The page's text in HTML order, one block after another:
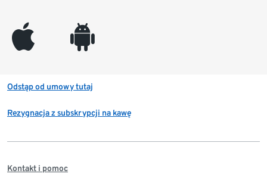
appleinc android
Odstąp od umowy tutaj
Rezygnacja z subskrypcji na kawę
Kontakt i pomoc